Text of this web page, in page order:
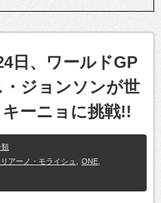
日、ワールドGP
ジョンソンが世
ーニョに挑戦!!
類
アーノ・モライシュ ONE